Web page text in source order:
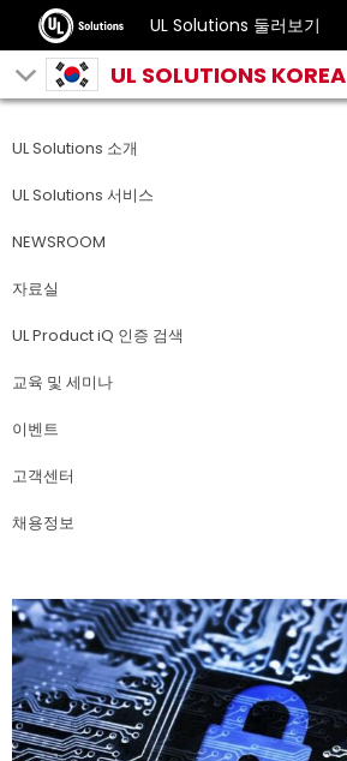
UL Solutions 둘러보기
UL SOLUTIONS KOREA
UL Solutions 소개
UL Solutions 서비스
NEWSROOM
자료실
UL Product iQ 인증 검색
교육 및 세미나
이벤트
고객센터
채용정보